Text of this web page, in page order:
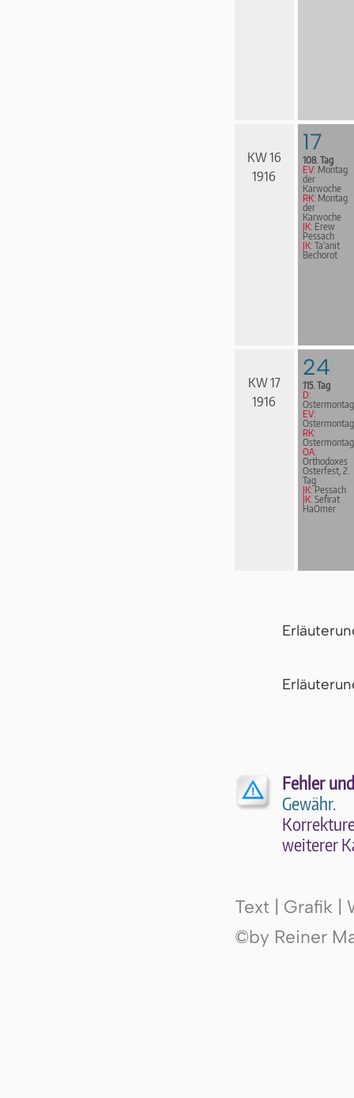
KW 16
1916
17
108. Tag
EV: Montag
der
Karwoche
RK: Montag
der
Karwoche
JK: Erew
Pessach
JK: Ta'anit
Bechorot
KW 17
1916
24
115. Tag
D:
Ostermontag
EV:
Ostermontag
RK:
Ostermontag
OA:
Orthodoxes
Osterfest, 2.
Tag
JK:Pessach
JK: Sefirat
HaOmer
Fehler
Gewähr.
wei­te­rer
Text | Grafik |
©by Reiner